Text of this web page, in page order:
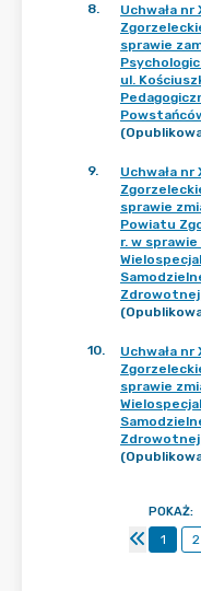
8.
Uchwała
sprawie
ul.
9.
Uchwała
sprawie
Powiatu
r. w sprawie
Zdrowotnej
10.
Uchwała
sprawie
Zdrowotnej
POKAŻ:
1
2